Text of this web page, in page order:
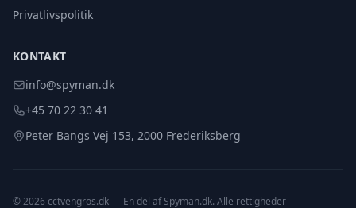
Privatlivspolitik
KONTAKT
info@spyman.dk
+45 70 22 30 41
Peter Bangs Vej 153, 2000 Frederiksberg
© 2026 cctvengros.dk — En del af Spyman.dk. Alle rettigheder